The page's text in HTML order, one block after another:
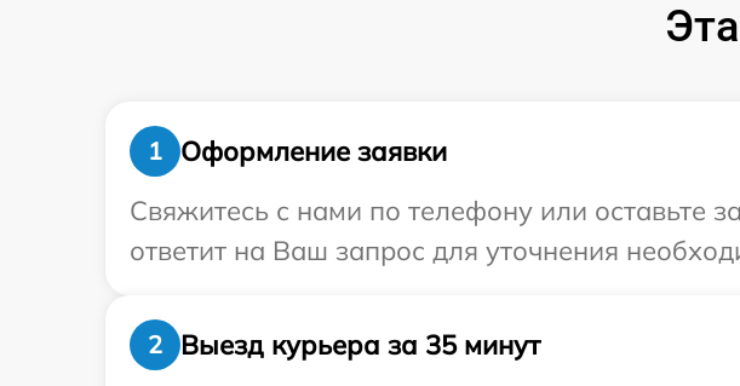
1
Оформление заявки
Свяжитесь с нами по телефону или оставьте
ответит на Ваш запрос для уточнения
2
Выезд курьера за 35 минут